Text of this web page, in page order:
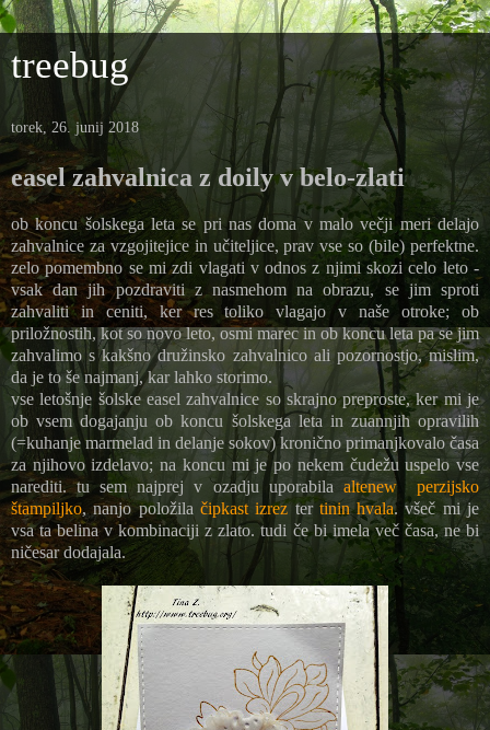
treebug
torek, 26. junij 2018
easel zahvalnica z doily v belo-zlati
ob koncu šolskega leta se pri nas doma v malo večji meri delajo
zahvalnice za vzgojitejice in učiteljice, prav vse so (bile) perfektne.
zelo pomembno se mi zdi vlagati v odnos z njimi skozi celo leto -
vsak dan jih pozdraviti z nasmehom na obrazu, se jim sproti
zahvaliti in ceniti, ker res toliko vlagajo v naše otroke; ob
priložnostih, kot so novo leto, osmi marec in ob koncu leta pa se jim
zahvalimo s kakšno družinsko zahvalnico ali pozornostjo, mislim,
da je to še najmanj, kar lahko storimo.
vse letošnje šolske easel zahvalnice so skrajno preproste, ker mi je
ob vsem dogajanju ob koncu šolskega leta in zuannjih opravilih
(=kuhanje marmelad in delanje sokov) kronično primanjkovalo časa
za njihovo izdelavo; na koncu mi je po nekem čudežu uspelo vse
narediti. tu sem najprej v ozadju uporabila altenew perzijsko
štampiljko, nanjo položila čipkast izrezter tinin hvala. všeč mi je
vsa ta belina v kombinaciji z zlato. tudi če bi imela več časa, ne bi
ničesar dodajala.